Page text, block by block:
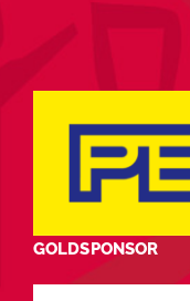
GOLDSPONSOR